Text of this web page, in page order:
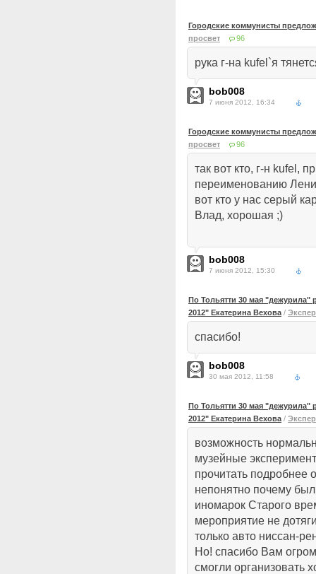
Городские коммунисты
просвет
96
рука г-на kufel`я
bob008
7 июня 2012, 16:34
Городские коммунисты
просвет
96
так вот кто, г-н kufel,
переименованию
вот кто у нас серый
Влад, хорошая ;)
bob008
7 июня 2012, 15:30
По Тольятти 30 мая "дежурила"
2012" Екатерина Вехова /
спасибо!
bob008
30 мая 2012, 11:58
По Тольятти 30 мая "дежурила"
2012" Екатерина Вехова /
возможность
музейные
прочитать подробнее
непонятно почему
иномарок Старого
мероприятие не
только авто ниссан-
Но! спасибо Вам
смогли организовать